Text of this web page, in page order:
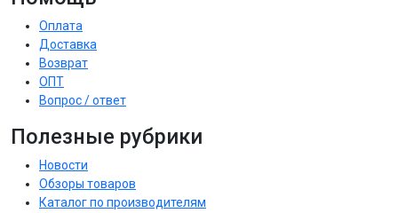
Оплата
Доставка
Возврат
ОПТ
Вопрос / ответ
Полезные рубрики
Новости
Обзоры товаров
Каталог по производителям